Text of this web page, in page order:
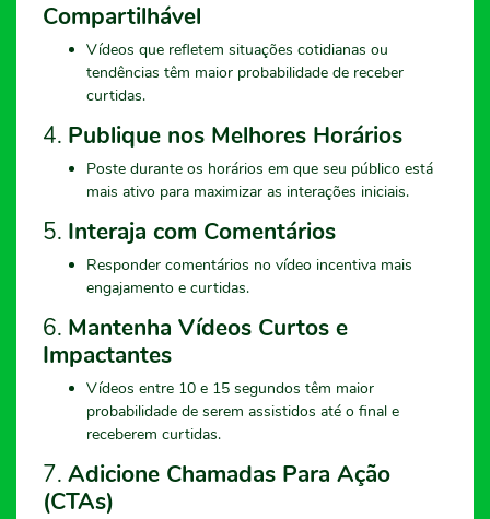
Compartilhável
Vídeos que refletem situações cotidianas ou
tendências têm maior probabilidade de receber
curtidas.
4. Publique nos Melhores Horários
Poste durante os horários em que seu público está
mais ativo para maximizar as interações iniciais.
5. Interaja com Comentários
Responder comentários no vídeo incentiva mais
engajamento e curtidas.
6. Mantenha Vídeos Curtos e
Impactantes
Vídeos entre 10 e 15 segundos têm maior
probabilidade de serem assistidos até o final e
receberem curtidas.
7. Adicione Chamadas Para Ação
(CTAs)